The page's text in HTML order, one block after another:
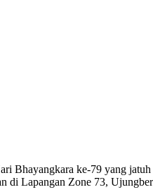
Bhayangkara ke-79 yang
di Lapangan Zone 73,